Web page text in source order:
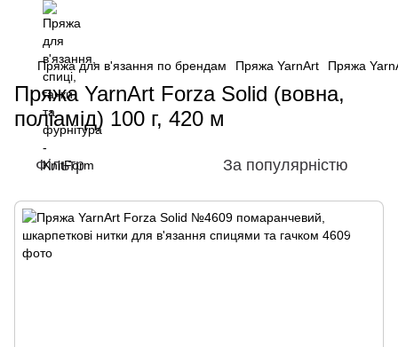
Пряжа для в'язання по брендам Пряжа YarnArt Пряжа
Пряжа YarnArt Forza Solid (вовна,
поліамід) 100 г, 420 м
Фільтр За популярністю